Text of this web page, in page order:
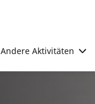
Andere Aktivitäten